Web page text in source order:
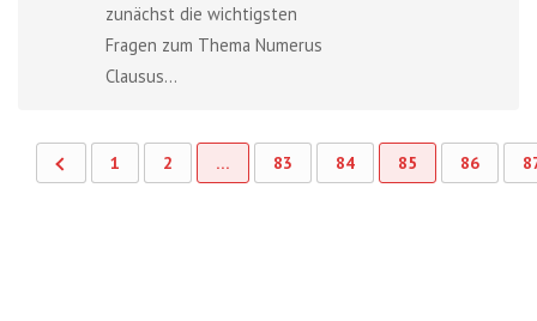
zunächst die wichtigsten
Fragen zum Thema Numerus
Clausus...
1 2 … 83 84 85 86